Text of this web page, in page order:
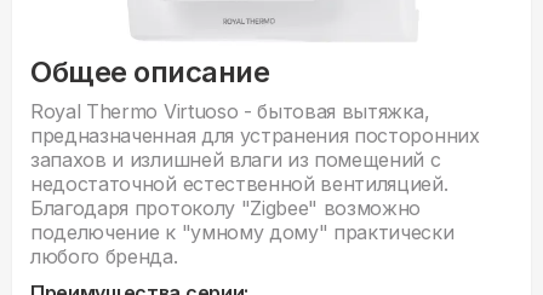
Общее описание
Royal Thermo Virtuoso - бытовая вытяжка,
предназначенная для устранения посторонних
запахов и излишней влаги из помещений с
недостаточной естественной вентиляцией.
Благодаря протоколу "Zigbee" возможно
поделючение к "умному дому" практически
любого бренда.